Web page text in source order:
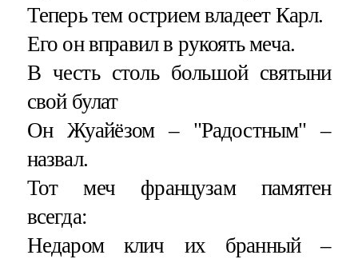
Теперь тем острием владеет Карл.
Его он вправил в рукоять меча.
В честь столь большой святыни
свой булат
Он Жуайёзом – "Радостным" –
назвал.
Тот меч французам памятен
всегда:
Недаром клич их бранный –